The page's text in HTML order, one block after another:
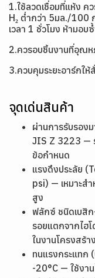
1.ใช้ลวดเชื่อมที่แห้ง คว
H₂ ต่ำกว่า 5มล./100
เวลา 1 ชั่วโมง ห้ามอบ
2.ควรอบชิ้นงานที่อุณ
3.ควบคุมระยะอาร์กให้
จุดเด่นสินค้า
ผ่านการรับรอง
JIS Z 3223 —
ข้อกำหนด
แรงดึงประลัย
psi) — เหมาะส
สูง
ฟลักซ์ ชนิดเบสิก
รอยแตกจากไฮ
ในงานโครงสร้า
ทนแรงกระแท
-20°C — ใช้งา